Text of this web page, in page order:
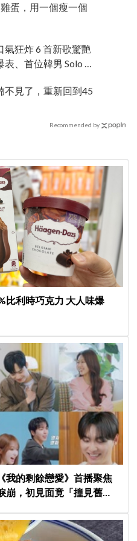
蛋，用一個瘦一個
狂炸 6 首新歌驚艷
、首位韓男 Solo 寫
不見了，重新回到45
Recommended by
比利時巧克力 大人味爆
我的剩餘戀愛》首播聚焦
崩，初見面竟「撞見舊